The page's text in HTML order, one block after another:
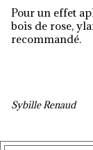
Pour un effet aphrodisiaque, la diffusion des essences de
bois de rose,
recommandé.
Sybille Renaud